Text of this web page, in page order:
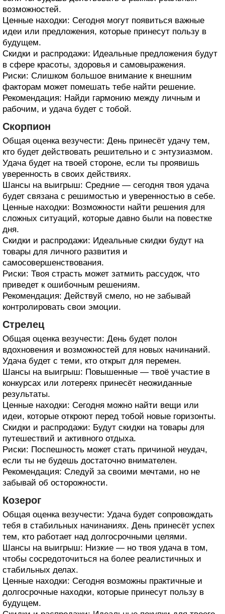
возможностей.
Ценные находки: Сегодня могут появиться важные
идеи или предложения, которые принесут пользу в
будущем.
Скидки и распродажи: Идеальные предложения будут
в сфере красоты, здоровья и самовыражения.
Риски: Слишком большое внимание к внешним
факторам может помешать тебе найти решение.
Рекомендация: Найди гармонию между личным и
рабочим, и удача будет с тобой.
Скорпион
Общая оценка везучести: День принесёт удачу тем,
кто будет действовать решительно и с энтузиазмом.
Удача будет на твоей стороне, если ты проявишь
уверенность в своих действиях.
Шансы на выигрыш: Средние — сегодня твоя удача
будет связана с решимостью и уверенностью в себе.
Ценные находки: Возможности найти решения для
сложных ситуаций, которые давно были на повестке
дня.
Скидки и распродажи: Идеальные скидки будут на
товары для личного развития и
самосовершенствования.
Риски: Твоя страсть может затмить рассудок, что
приведет к ошибочным решениям.
Рекомендация: Действуй смело, но не забывай
контролировать свои эмоции.
Стрелец
Общая оценка везучести: День будет полон
вдохновения и возможностей для новых начинаний.
Удача будет с теми, кто открыт для перемен.
Шансы на выигрыш: Повышенные — твоё участие в
конкурсах или лотереях принесёт неожиданные
результаты.
Ценные находки: Сегодня можно найти вещи или
идеи, которые откроют перед тобой новые горизонты.
Скидки и распродажи: Будут скидки на товары для
путешествий и активного отдыха.
Риски: Поспешность может стать причиной неудач,
если ты не будешь достаточно внимателен.
Рекомендация: Следуй за своими мечтами, но не
забывай об осторожности.
Козерог
Общая оценка везучести: Удача будет сопровождать
тебя в стабильных начинаниях. День принесёт успех
тем, кто работает над долгосрочными целями.
Шансы на выигрыш: Низкие — но твоя удача в том,
чтобы сосредоточиться на более реалистичных и
стабильных делах.
Ценные находки: Сегодня возможны практичные и
долгосрочные находки, которые принесут пользу в
будущем.